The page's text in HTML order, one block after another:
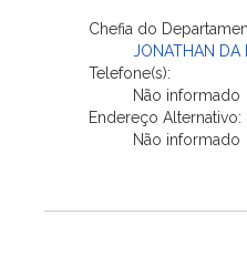
Chefia do
JONATHAN DA
Telefone(s):
Não informado
Endereço Alternativo:
Não informado